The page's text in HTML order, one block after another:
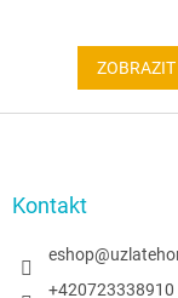
Kontakt
eshop@
+420723338910